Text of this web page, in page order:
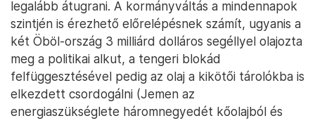
Hamad Al-Kaabi / AFP
Hádi helyébe nem közvetlen utód, hanem egy, a
hatalmat közösen gyakorló nyolctagú elnöki tanács
lépett, amely legfontosabb feladatának már nem a
húszik legyőzését, hanem a gyors és tartós
fegyverszünetet tartja. Az is nagy szó, hogy az